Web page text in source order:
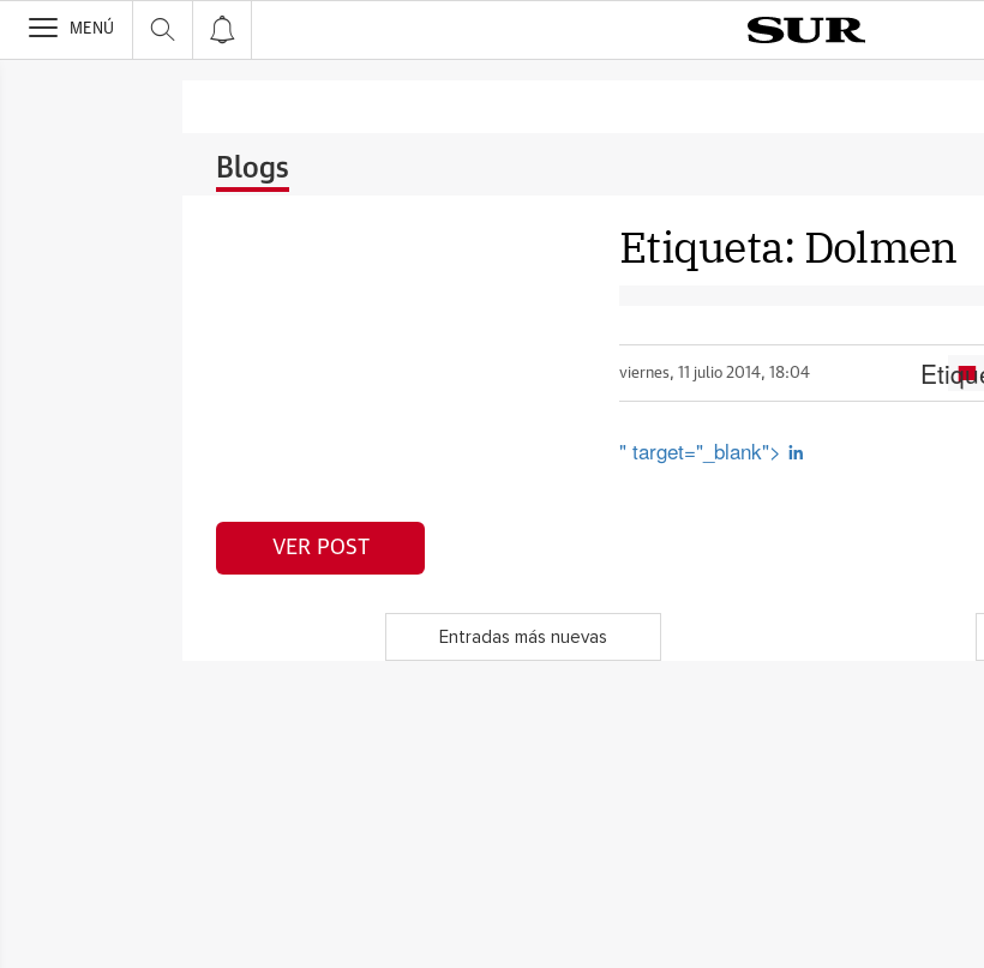
>
MENÚ
Blogs
Etiqueta: Dolmen
viernes, 11 julio 2014, 18:04
" target="_blank">
VER POST
Entradas más nuevas